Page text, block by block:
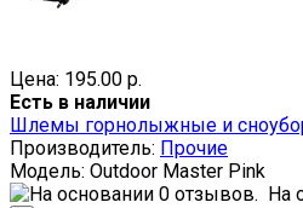
Цена: 195.00 р.
Есть в наличии
Шлемы горнолыжные и
Производитель: Прочие
Модель: Outdoor Master Pink
На